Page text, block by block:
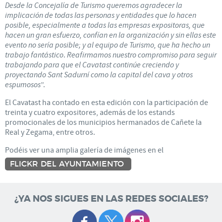
Desde la Concejalía de Turismo queremos agradecer la
implicación de todas las personas y entidades que lo hacen
posible, especialmente a todas las empresas expositoras, que
hacen un gran esfuerzo, confían en la organización y sin ellas este
evento no sería posible; y al equipo de Turismo, que ha hecho un
trabajo fantástico. Reafirmamos nuestro compromiso para seguir
trabajando para que el Cavatast continúe creciendo y
proyectando Sant Sadurní como la capital del cava y otros
espumosos”.
El Cavatast ha contado en esta edición con la participación de
treinta y cuatro expositores, además de los estands
promocionales de los municipios hermanados de Cañete la
Real y Zegama, entre otros.
Podéis ver una amplia galería de imágenes en el
FLICKR DEL AYUNTAMIENTO
¿YA NOS SIGUES EN LAS REDES SOCIALES?